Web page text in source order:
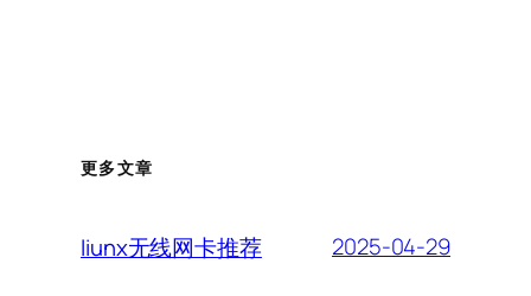
更多文章
liunx无线网卡推荐 2025-04-29